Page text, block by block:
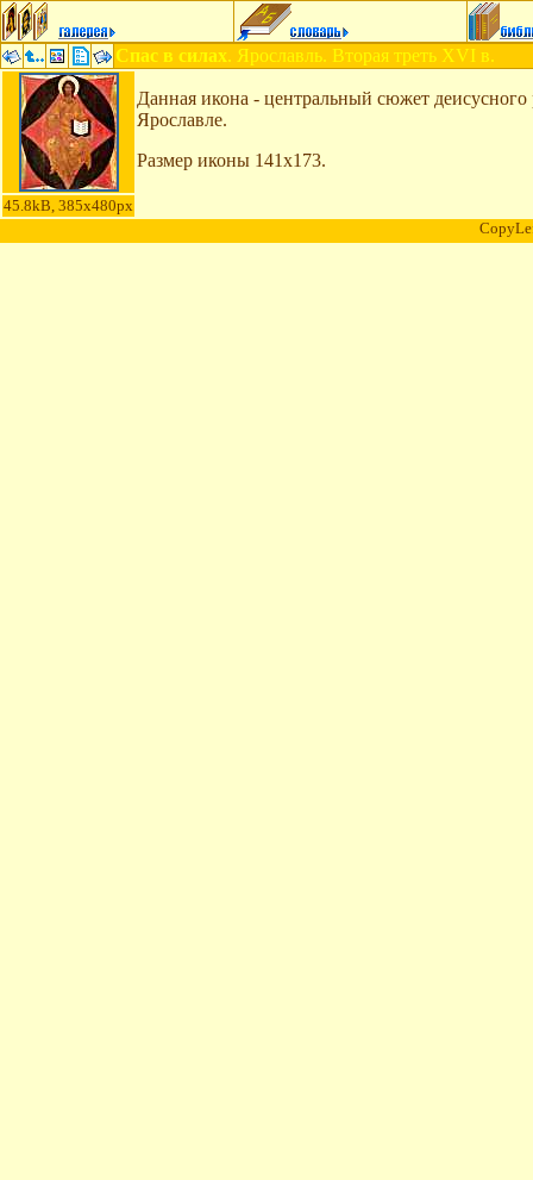
Спас в силах. Ярославль. Вторая треть XVI в.
45.8kB, 385x480px
Данная икона - центральный сюжет
Ярославле.
Размер иконы 141x173.